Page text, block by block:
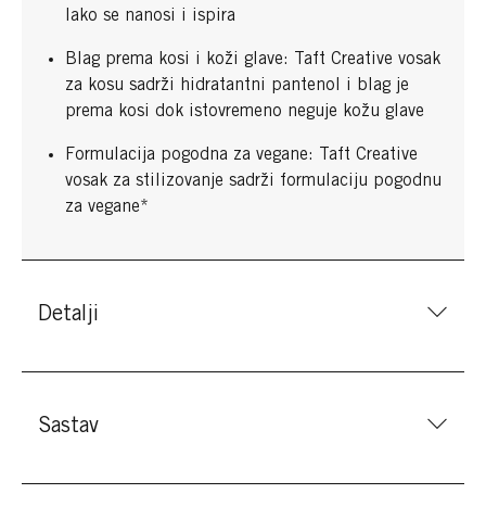
lako se nanosi i ispira
Blag prema kosi i koži glave: Taft Creative vosak
za kosu sadrži hidratantni pantenol i blag je
prema kosi dok istovremeno neguje kožu glave
Formulacija pogodna za vegane: Taft Creative
vosak za stilizovanje sadrži formulaciju pogodnu
za vegane*
Detalji
Sastav